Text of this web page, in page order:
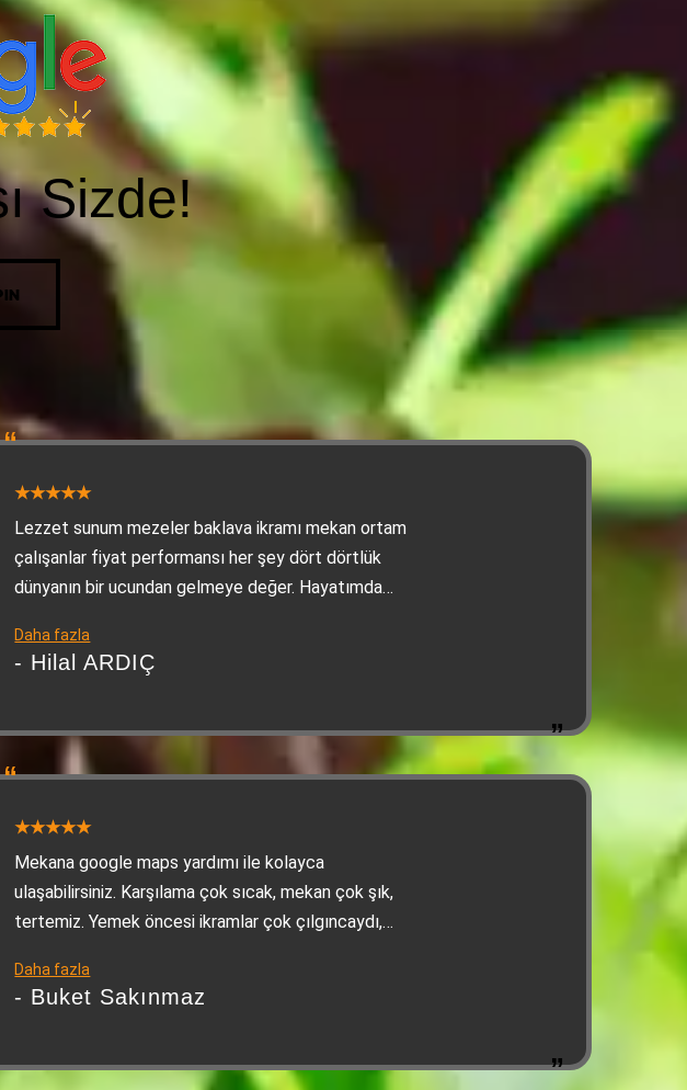
Sizde!
Lezzet sunum mezeler baklava ikramı mekan ortam
çalışanlar fiyat performansı her şey dört dörtlük
dünyanın bir ucundan gelmeye değer. Hayatımda
Daha fazla
- Hilal ARDIÇ
Mekana google maps yardımı ile kolayca
ulaşabilirsiniz. Karşılama çok sıcak, mekan çok şık,
tertemiz. Yemek öncesi ikramlar çok çılgıncaydı,
sonrasında gelen tatlı (yine ikram) harikaydı.
Personel çok sıcakkanlı, güleryüzlü ve ilgiliydi. Biz
Daha fazla
- Buket Sakınmaz